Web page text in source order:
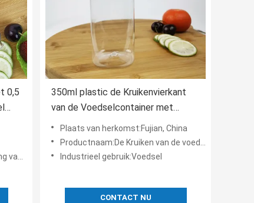
0,5
350ml plastic de Kruikenvierkant
van de Voedselcontainer met
Gemakkelijke Trekkrachtdekking
Plaats van herkomst:Fujian, China
Productnaam:De Kruiken van de voedselcontainer
Industrieel gebruik:Voedsel
CONTACT NU